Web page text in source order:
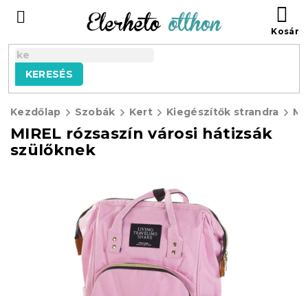
tartalomhoz
KERESÉS
Kezdőlap Szobák Kert Kiegészítők strandra
MIREL rózsaszín városi hátizsák
szülőknek